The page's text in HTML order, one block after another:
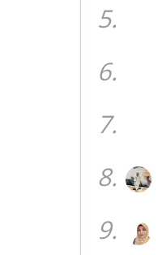
5.
6.
7.
8.
9.